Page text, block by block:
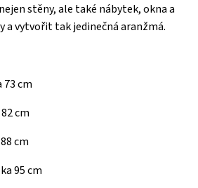
stěny, ale také nábytek, okna a
a vytvořit tak jedinečná aranžmá.
73 cm
cm
cm
95 cm